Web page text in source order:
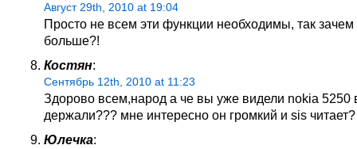
Август 29th, 2010 at 19:04
Просто не всем эти функции необходимы, так зачем
больше?!
Костян:
Сентябрь 12th, 2010 at 11:23
Здорово всем,народ а че вы уже видели nokia 5250
держали??? мне интересно он громкий и sis читает?
Юлечка: